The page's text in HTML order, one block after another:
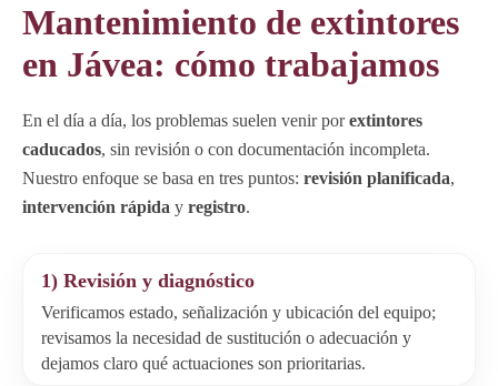
Mantenimiento de extintores
en Jávea: cómo trabajamos
En el día a día, los problemas suelen venir porextintores
caducados, sin revisión o con documentación incompleta.
Nuestro enfoque se basa en tres puntos: revisión planificada,
intervención rápida y registro.
1) Revisión y diagnóstico
Verificamos estado, señalización y ubicación del equipo;
revisamos la necesidad de sustitución o adecuación y
dejamos claro qué actuaciones son prioritarias.